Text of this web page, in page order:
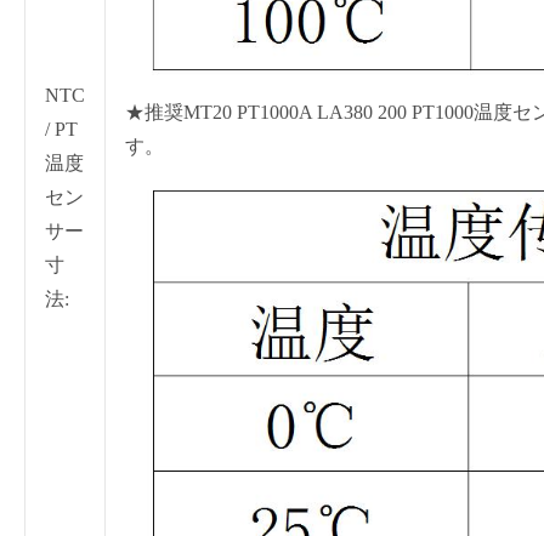
NTC
/ PT
温度
セン
サー
寸
法:
★推奨MT20 PT1000A LA380 200 PT1000温度
す。